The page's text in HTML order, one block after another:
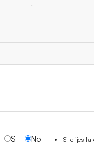
Si No Si elijes la